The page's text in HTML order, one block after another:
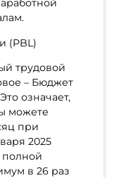
(PBL)
трудовой
– Бюджет
означает,
можете
при
2025
полной
в 26 раз